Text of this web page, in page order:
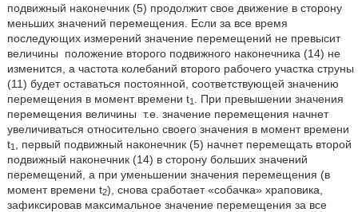
подвижный наконечник (5) продолжит свое движение в сторону
меньших значений перемещения. Если за все время
последующих измерений значение перемещений не превысит
величины
положение второго подвижного наконечника (14) не
изменится, а частота колебаний второго рабочего участка струны
(11) будет оставаться постоянной, соответствующей значению
перемещения в момент времени t1
. При превышении значения
перемещения величины т.е. значение перемещения начнет
увеличиваться относительно своего значения в момент времени
t1
, первый подвижный наконечник (5) начнет перемещать второй
подвижный наконечник (14) в сторону больших значений
перемещений, а при уменьшении значения перемещения (в
момент времени t2), снова сработает «собачка» храповика,
зафиксировав максимальное значение перемещения за все